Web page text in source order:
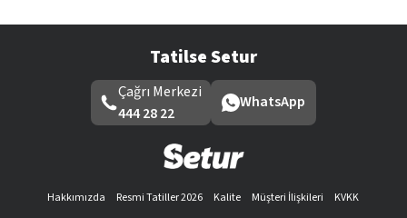
Tatilse Setur
Çağrı Merkezi
444 28 22
WhatsApp
Hakkımızda Resmi Tatiller 2026 Kalite Müşteri İlişkileri
KVKK